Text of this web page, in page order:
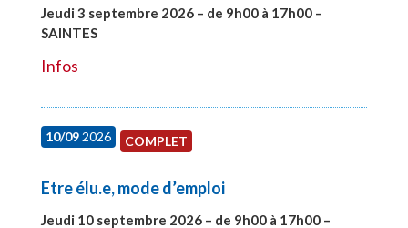
Jeudi 3 septembre 2026 – de 9h00 à 17h00 –
SAINTES
Infos
10/092026 COMPLET
Etre élu.e, mode d’emploi
Jeudi 10 septembre 2026 – de 9h00 à 17h00 –